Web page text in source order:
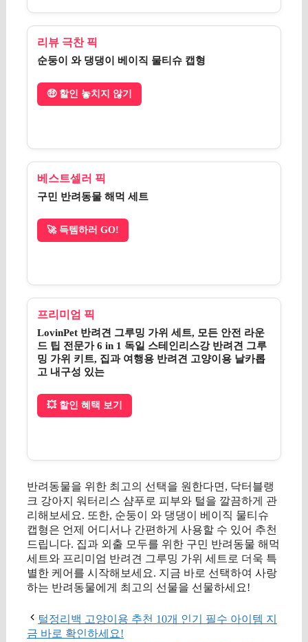
리뷰 극찬 픽
순둥이 와 댕댕이 베이직 물티슈 캡형
🤑 할인 놓치지 않기
베스트셀러 픽
구민 반려동물 해먹 세트
🚀 득템하러 GO!
프리미엄 픽
LovinPet 반려견 그루밍 가위 세트, 모든 안전 라운
드 팁 전문가 6 in 1 독일 스테인리스강 반려견 그루
밍 가위 키트, 집과 여행용 반려견 고양이용 날카롭
고 내구성 있는
💥 할인 혜택 보기
반려동물을 위한 최고의 선택을 원한다면, 닥터블랭
크 강아지 워터리스 샴푸로 피부와 털을 깔끔하게 관
리해보세요. 또한, 순둥이 와 댕댕이 베이직 물티슈
캡형은 언제 어디서나 간편하게 사용할 수 있어 추천
드립니다. 집과 외출 모두를 위한 구민 반려동물 해먹
세트와 프리미엄 반려견 그루밍 가위 세트로 더욱 특
별한 케어를 시작해보세요. 지금 바로 선택하여 사랑
하는 반려동물에게 최고의 선물을 선물하세요!
털정리백 고양이용 추천 10개 인기 필수 아이템 지
금 바로 확인하세요!